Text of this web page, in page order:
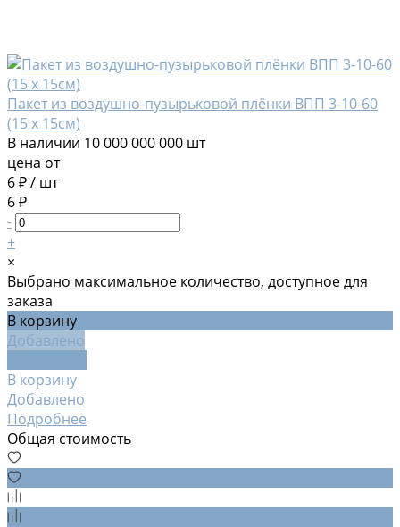
Пакет из воздушно-пузырьковой плёнки ВПП 3-10-60
(15 х 15см)
В наличии 10 000 000 000 шт
цена от
6 ₽/ шт
6 ₽
-
+
×
Выбрано максимальное количество, доступное для
заказа
В корзину
Добавлено
В корзину
Добавлено
Подробнее
Общая стоимость